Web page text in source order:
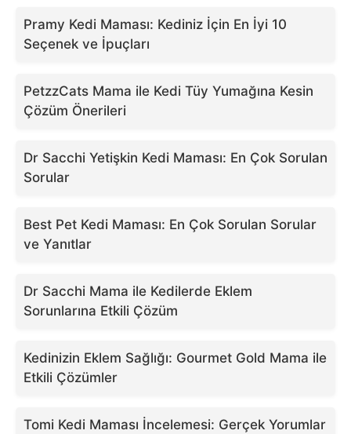
Pramy Kedi Maması: Kediniz İçin En İyi 10
Seçenek ve İpuçları
PetzzCats Mama ile Kedi Tüy Yumağına Kesin
Çözüm Önerileri
Dr Sacchi Yetişkin Kedi Maması: En Çok Sorulan
Sorular
Best Pet Kedi Maması: En Çok Sorulan Sorular
ve Yanıtlar
Dr Sacchi Mama ile Kedilerde Eklem
Sorunlarına Etkili Çözüm
Kedinizin Eklem Sağlığı: Gourmet Gold Mama ile
Etkili Çözümler
Tomi Kedi Maması İncelemesi: Gerçek Yorumlar